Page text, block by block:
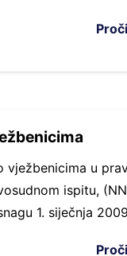
vježbenicima u
ispitu,
1. siječnja